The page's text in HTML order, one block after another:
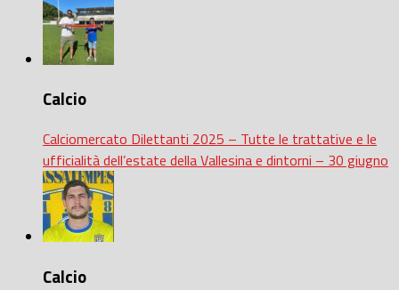
Calcio
Calciomercato Dilettanti 2025 – Tutte le trattative e le
ufficialità dell’estate della Vallesina e dintorni – 30 giugno
Calcio